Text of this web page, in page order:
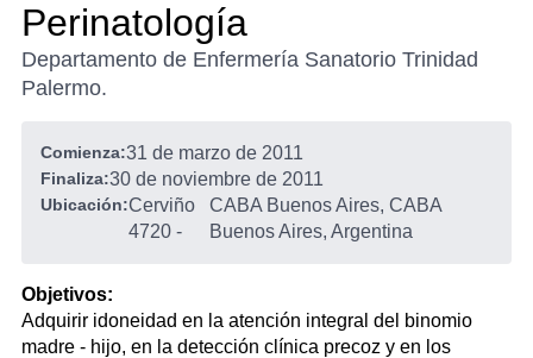
Perinatología
Departamento de Enfermería Sanatorio Trinidad
Palermo.
Comienza:31 de marzo de 2011
Finaliza:30 de noviembre de 2011
Ubicación:Cerviño
4720 -
CABA Buenos Aires, CABA
Buenos Aires, Argentina
Objetivos:
Adquirir idoneidad en la atención integral del binomio
madre - hijo, en la detección clínica precoz y en los